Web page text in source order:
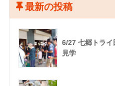
最新の投稿
6/27 七郷トラ
見学